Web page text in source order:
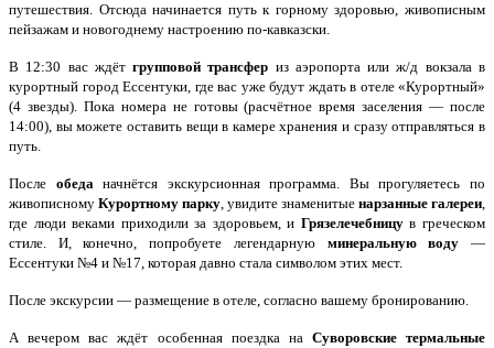
путешествия. Отсюда начинается путь к горному здоровью, живописным
пейзажам и новогоднему настроению по-кавказски.
В 12:30 вас ждётгрупповой трансфер из аэропорта или ж/д вокзала в
курортный город Ессентуки, где вас уже будут ждать в отеле «Курортный»
(4 звезды). Пока номера не готовы (расчётное время заселения — после
14:00), вы можете оставить вещи в камере хранения и сразу отправляться в
путь.
После обеданачнётся экскурсионная программа. Вы прогуляетесь по
живописному Курортному парку, увидите знаменитые нарзанные галереи,
где люди веками приходили за здоровьем, и Грязелечебницув греческом
стиле. И, конечно, попробуете легендарную минеральную воду —
Ессентуки №4 и №17, которая давно стала символом этих мест.
После экскурсии — размещение в отеле, согласно вашему бронированию.
А вечером вас ждёт особенная поездка на Суворовские термальные